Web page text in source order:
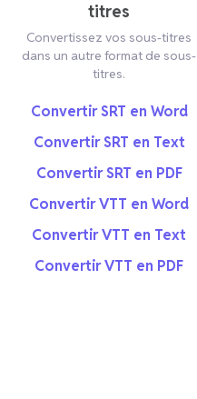
titres
Convertissez vos sous-titres
dans un autre format de sous-
titres.
Convertir SRT en Word
Convertir SRT en Text
Convertir SRT en PDF
Convertir VTT en Word
Convertir VTT en Text
Convertir VTT en PDF